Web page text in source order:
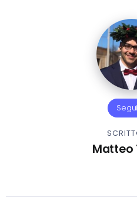
Matteo